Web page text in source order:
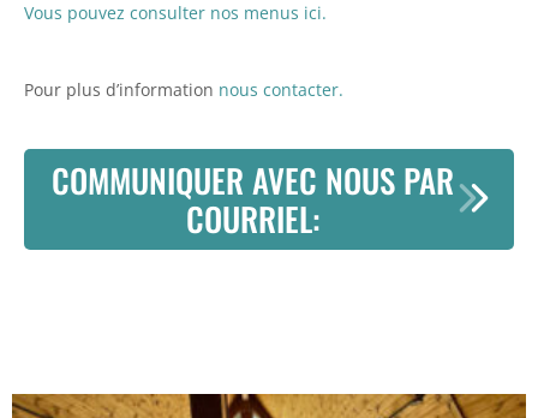
Vous pouvez consulter nos menus ici.
Pour plus d’information nous contacter.
COMMUNIQUER AVEC NOUS PAR
COURRIEL: